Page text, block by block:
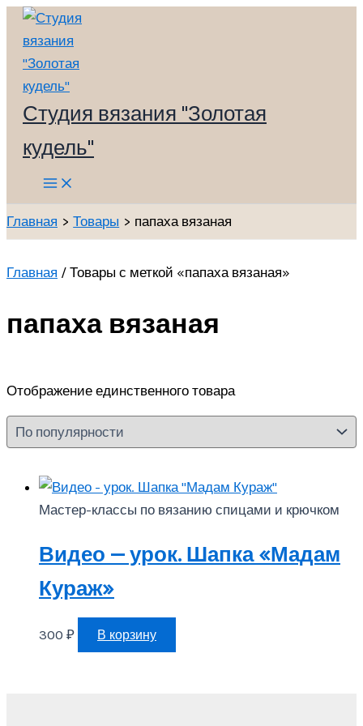
Перейти
содержимому
Студия вязания "Золотая
кудель"
Main
Menu
Главная Товары папаха вязаная
Главная / Товары с меткой «папаха вязаная»
папаха вязаная
Отображение единственного товара
Мастер-классы по вязанию спицами и крючком
Видео — урок. Шапка «Мадам
Кураж»
300 ₽ В корзину